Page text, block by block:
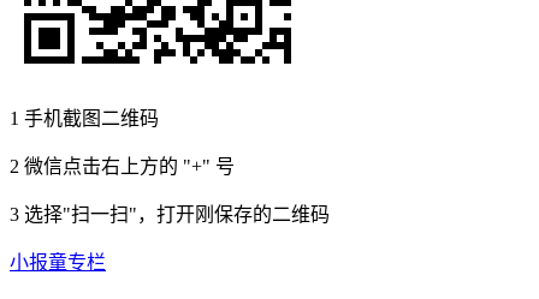
1 手机截图二维码
2 微信点击右上方的 "+" 号
3 选择"扫一扫"，打开刚保存的二维码
小报童专栏